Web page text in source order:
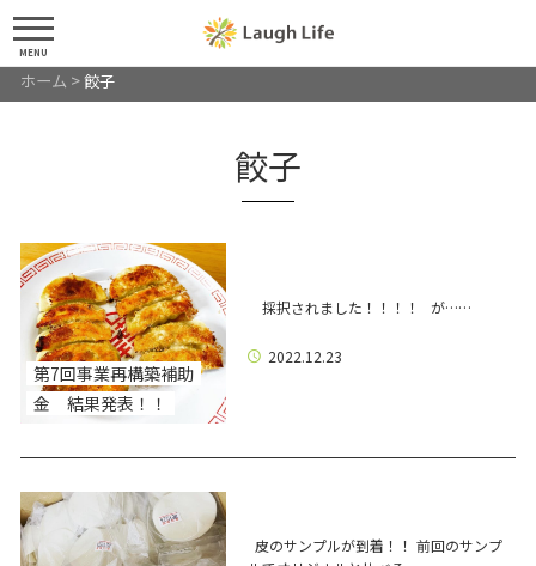
MENU
ホーム >餃子
餃子
第7回事業再構築補助
金 結果発表！！
採択されました！！！！ が……
2022.12.23
皮のサンプルが到着！！ 前回のサンプ